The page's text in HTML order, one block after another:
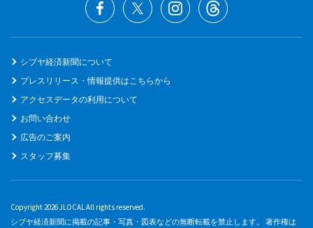
シブヤ経済新聞について
プレスリリース・情報提供はこちらから
アクセスデータの利用について
お問い合わせ
広告のご案内
スタッフ募集
Copyright 2026 JLOCAL All rights reserved.
シブヤ経済新聞に掲載の記事・写真・図表などの無断転載を禁止します。 著作権は